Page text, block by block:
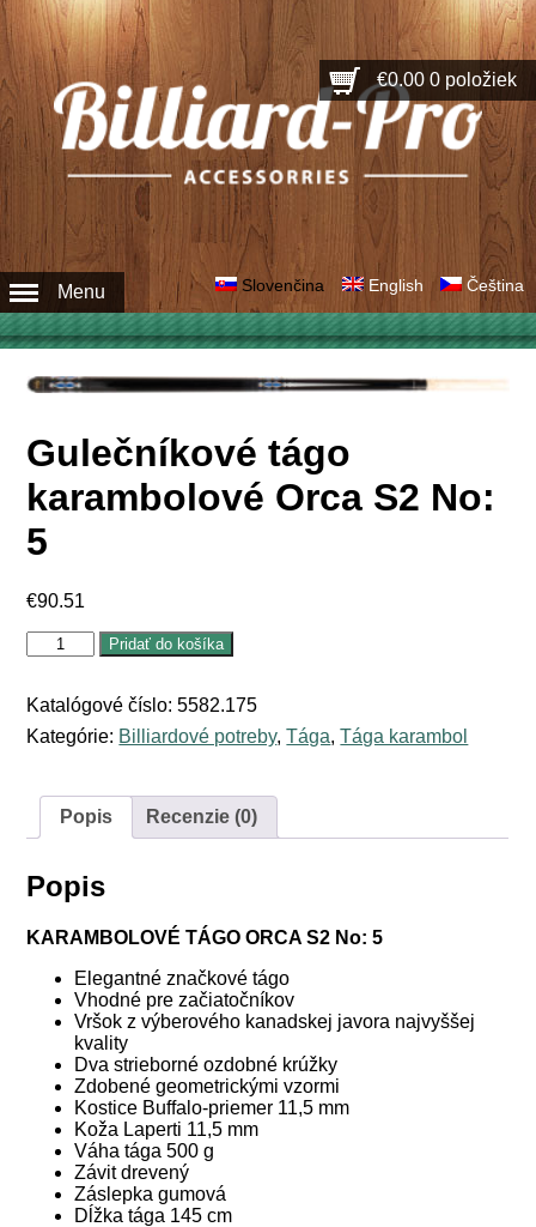
€0.00 0 položiek
Slovenčina English Čeština
Menu
Gulečníkové tágo
karambolové Orca S2 No:
5
€90.51
množstvo
Gulečníkové
karambolové
Orca
S2
Pridať do košíka
Katalógové číslo:5582.175
Kategórie: Billiardové potreby,Tága,Tága karambol
Popis Recenzie (0)
Popis
KARAMBOLOVÉ TÁGO ORCA S2 No: 5
Elegantné značkové tágo
Vhodné pre začiatočníkov
Vršok z výberového kanadskej javora najvyššej
kvality
Dva strieborné ozdobné krúžky
Zdobené geometrickými vzormi
Kostice Buffalo-priemer 11,5 mm
Koža Laperti 11,5 mm
Váha tága 500 g
Závit drevený
Záslepka gumová
Dĺžka tága 145 cm